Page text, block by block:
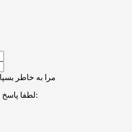
مرا به خاطر
لطفا پاسخ را به عدد انگلیسی وارد کنید: